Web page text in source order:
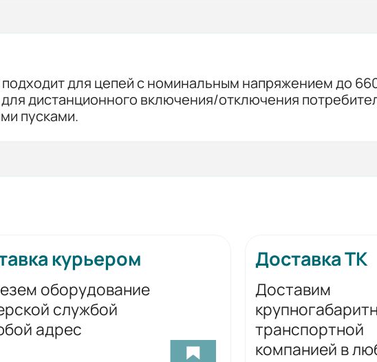
для цепей с номинальным напряжением до
дистанционного включения/отключения
пусками.
курьером
оборудование
службой
адрес
Доставка ТК
Доставим
транспортной
компанией в